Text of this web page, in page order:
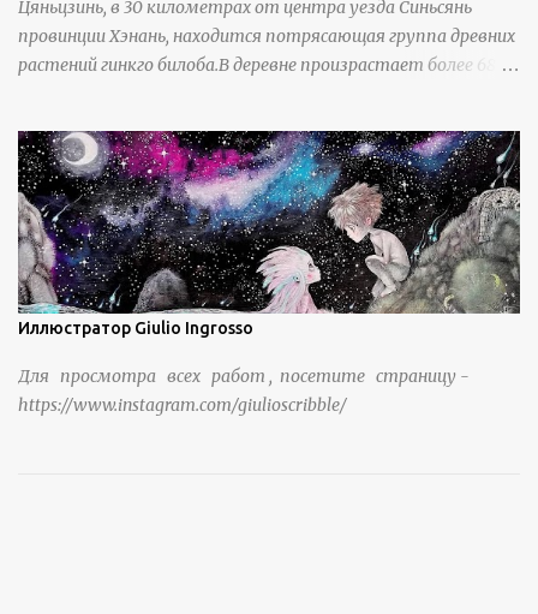
Цяньцзинь, в 30 километрах от центра уезда Синьсянь
провинции Хэнань, находится потрясающая группа древних
растений гинкго билоба.В деревне произрастает более 6800
тысячи лет. источник
https://www.sohu.com/a/951672917_121984853
Иллюстратор Giulio Ingrosso
Для просмотра всех работ , посетите страницу -
https://www.instagram.com/giulioscribble/